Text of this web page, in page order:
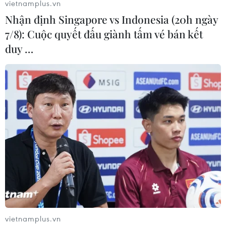
Hơn 9.000 người tham gia Giải marathon
Thành phố Hồ Chí Minh 2019
13/01/2019 08:44
Toàn bộ tiền thu được từ Giải marathon Thành phố Hồ
Chí Minh 2019 được dùng hỗ trợ cho người khuyết tật,
nạn nhân chất độc da cam.
vietnamplus.vn
Nhận định Singapore vs Indonesia (20h ngày
7/8): Cuộc quyết đấu giành tấm vé bán kết
duy …
vietnamplus.vn